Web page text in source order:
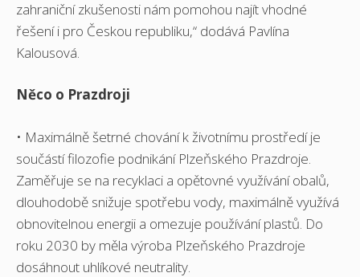
zahraniční zkušenosti nám pomohou najít vhodné
řešení i pro Českou republiku,“ dodává Pavlína
Kalousová.
Něco o Prazdroji
• Maximálně šetrné chování k životnímu prostředí je
součástí filozofie podnikání Plzeňského Prazdroje.
Zaměřuje se na recyklaci a opětovné využívání obalů,
dlouhodobě snižuje spotřebu vody, maximálně využívá
obnovitelnou energii a omezuje používání plastů. Do
roku 2030 by měla výroba Plzeňského Prazdroje
dosáhnout uhlíkové neutrality.